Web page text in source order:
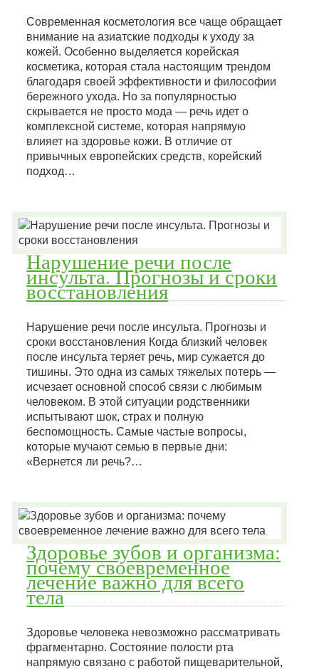
Современная косметология все чаще обращает
внимание на азиатские подходы к уходу за
кожей. Особенно выделяется корейская
косметика, которая стала настоящим трендом
благодаря своей эффективности и философии
бережного ухода. Но за популярностью
скрывается не просто мода — речь идет о
комплексной системе, которая напрямую
влияет на здоровье кожи. В отличие от
привычных европейских средств, корейский
подход…
Нарушение речи после
инсульта. Прогнозы и сроки
восстановления
Нарушение речи после инсульта. Прогнозы и
сроки восстановления Когда близкий человек
после инсульта теряет речь, мир сужается до
тишины. Это одна из самых тяжелых потерь —
исчезает основной способ связи с любимым
человеком. В этой ситуации родственники
испытывают шок, страх и полную
беспомощность. Самые частые вопросы,
которые мучают семью в первые дни:
«Вернется ли речь?…
Здоровье зубов и организма:
почему своевременное
лечение важно для всего
тела
Здоровье человека невозможно рассматривать
фрагментарно. Состояние полости рта
напрямую связано с работой пищеварительной,